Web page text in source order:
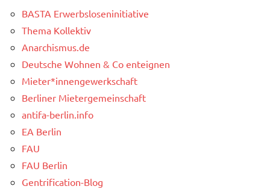
BASTA Erwerbsloseninitiative
Thema Kollektiv
Anarchismus.de
Deutsche Wohnen & Co enteignen
Mieter*innengewerkschaft
Berliner Mietergemeinschaft
antifa-berlin.info
EA Berlin
FAU
FAU Berlin
Gentrification-Blog